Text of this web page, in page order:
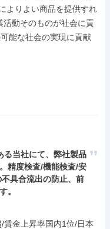
よりよい商品を提供すれ
活動そのものが社会に貢
能な社会の実現に貢献
る当社にて、弊社製品
精度検査/機能検査/安
具合流出の防止、前
。
賃金上昇率国内1位/日本